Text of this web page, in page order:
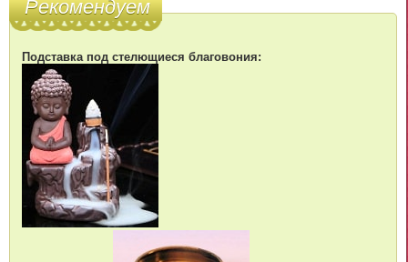
Рекомендуем
Подставка под стелющиеся благовония: